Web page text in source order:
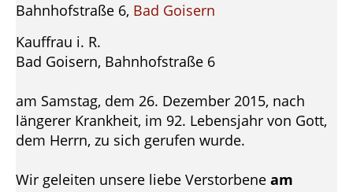
Bahnhofstraße 6, Bad Goisern
Kauffrau i. R.
Bad Goisern, Bahnhofstraße 6
am Samstag, dem 26. Dezember 2015, nach
längerer Krankheit, im 92. Lebensjahr von Gott,
dem Herrn, zu sich gerufen wurde.
Wir geleiten unsere liebe Verstorbene am